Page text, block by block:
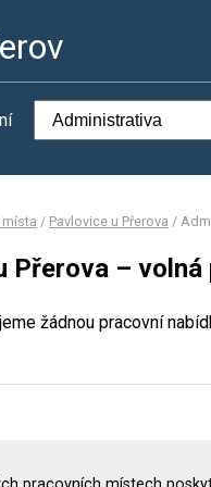
/ Pavlovice u Přerova /
Přerova –
žádnou pracovní